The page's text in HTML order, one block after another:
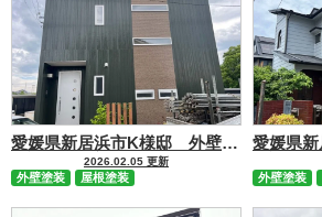
愛媛県新居浜市K様邸 外壁・屋根塗装工事 施工事例
2026.02.05 更新
外壁塗装 屋根塗装 外壁塗装